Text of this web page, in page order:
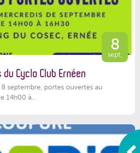
8
sept.
Cyclo Club Ernéen
septembre, portes ouvertes au
14h00 à...